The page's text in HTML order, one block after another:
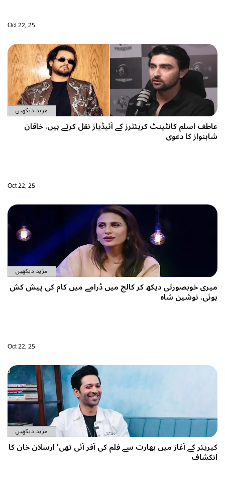
Oct 22, 25
مزید دیکھیں
عاطف اسلم کانٹینٹ کریئٹرز کے آئیڈیاز نقل کرتے ہیں، خاقان
شاہنواز کا دعوی
Oct 22, 25
مزید دیکھیں
میری خوبصورتی دیکھ کر کالج میں ڈرامے میں کام کی پیش کش
ہوئی، نوشین شاہ
Oct 22, 25
مزید دیکھیں
کیریئر کے آغاز میں بھارت سے فلم کی آفر آئی تھی' ارسلان خان کا
انکشاف